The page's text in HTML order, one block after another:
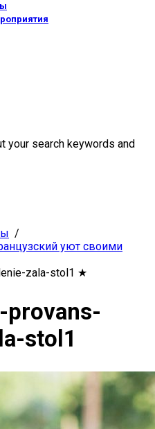
your search keywords and
уют своими
zala-stol1 ★
provans-
stol1